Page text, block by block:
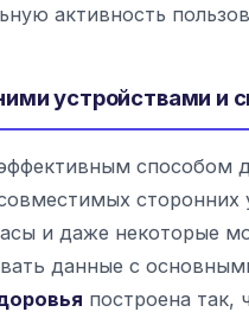
активность
устройствами и
способом
сторонних
и даже некоторые
данные с
построена так,